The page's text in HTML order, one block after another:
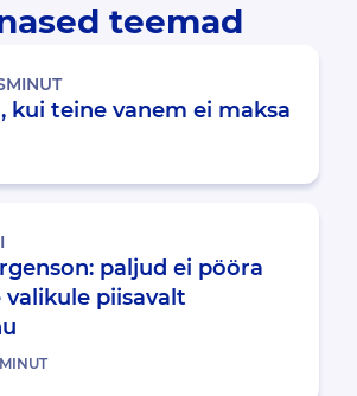
teemad
kui teine vanem ei maksa
paljud ei pööra
valikule piisavalt
MINUT